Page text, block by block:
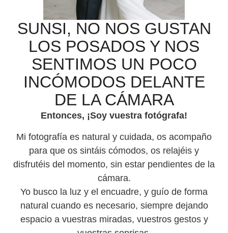
SUNSI, NO NOS GUSTAN
LOS POSADOS Y NOS
SENTIMOS UN POCO
INCÓMODOS DELANTE
DE LA CÁMARA
Entonces, ¡Soy vuestra fotógrafa!
Mi fotografía es natural y cuidada, os acompaño
para que os sintáis cómodos, os relajéis y
disfrutéis del momento, sin estar pendientes de la
cámara.
Yo busco la luz y el encuadre, y guío de forma
natural cuando es necesario, siempre dejando
espacio a vuestras miradas, vuestros gestos y